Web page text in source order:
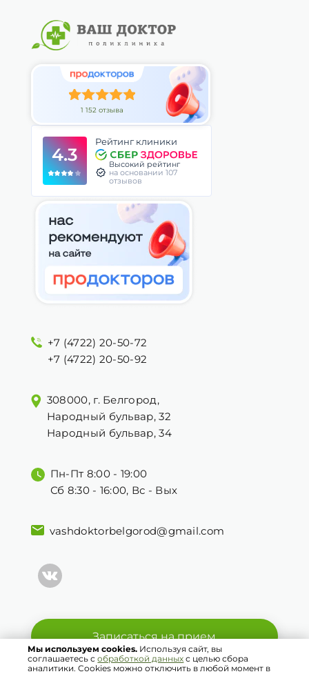
1 152 отзыва
4.3
Рейтинг клиники
Высокий рейтинг
на основании 107
отзывов
+7 (4722) 20-50-72
+7 (4722) 20-50-92
308000, г. Белгород,
Народный бульвар, 32
Народный бульвар, 34
Пн-Пт 8:00 - 19:00
Сб 8:30 - 16:00, Вс - Вых
vashdoktorbelgorod@gmail.com
Записаться на прием
Мы используем cookies. Используя сайт, вы
соглашаетесь собработкой данных с целью сбора
аналитики. Cookies можно отключить в любой момент в